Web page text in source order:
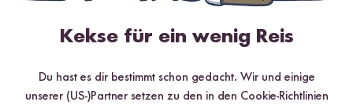
Kekse für ein wenig Reis
Du hast es dir bestimmt schon gedacht. Wir und einige
unserer (US-)Partner setzen zu den in den Cookie-Richtlinien